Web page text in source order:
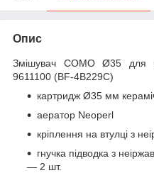
Опис
Змішувач COMO Ø35 для
9611100 (BF-4B229C)
картридж Ø35 мм
аератор Neoperl
кріплення на втулці з
гнучка підводка з
— 2 шт.